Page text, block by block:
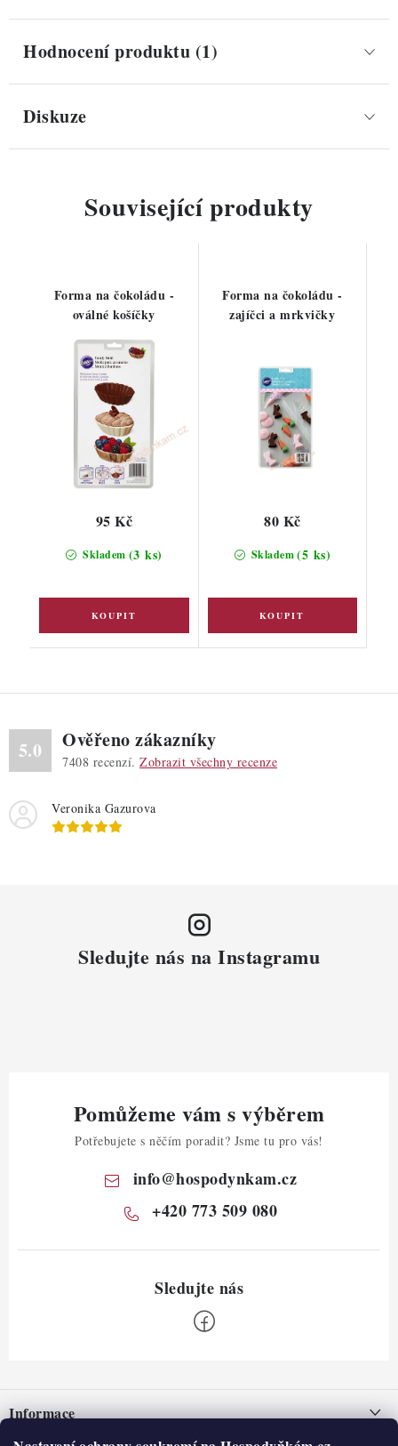
Hodnocení produktu (1)
Diskuze
Související produkty
Forma na čokoládu -
oválné košíčky
Skladem (3 ks)
95 Kč
Forma na čokoládu -
zajíčci a mrkvičky
Skladem(5 ks)
80 Kč
5.0 Ověřeno zákazníky
7408 recenzí. Zobrazit všechny recenze
Veronika Gazurova
Sledujte nás na Instagramu
Pomůžeme vám s výběrem
Potřebujete s něčím poradit? Jsme tu pro vás!
info@hospodynkam.cz
+420 773 509 080
pInformace